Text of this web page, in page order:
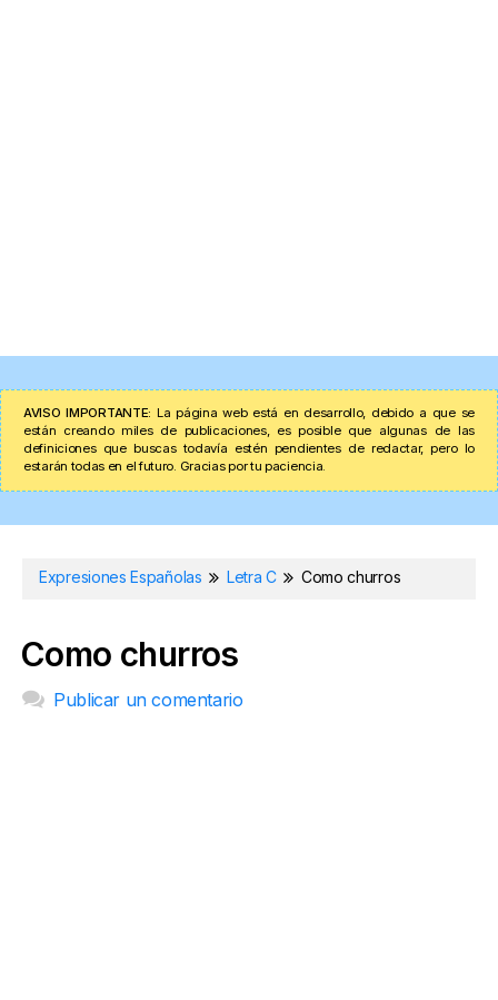
AVISO IMPORTANTE: La página web está en desarrollo, debido a que se
están creando miles de publicaciones, es posible que algunas de las
definiciones que buscas todavía estén pendientes de redactar, pero lo
estarán todas en el futuro. Gracias por tu paciencia.
Expresiones Españolas Letra C Como churros
Como churros
Publicar un comentario